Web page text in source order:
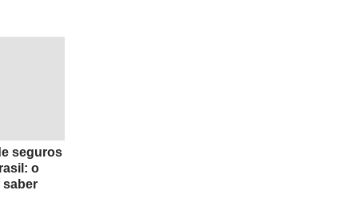
seguros
o
saber